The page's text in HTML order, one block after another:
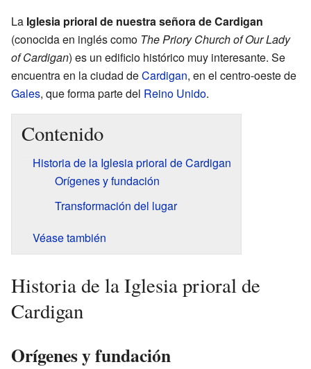
La Iglesia prioral de nuestra señora de Cardigan
(conocida en inglés como The Priory Church of Our Lady
of Cardigan) es un edificio histórico muy interesante. Se
encuentra en la ciudad deCardigan, en el centro-oeste de
Gales, que forma parte del Reino Unido.
Contenido
Historia de la Iglesia prioral de Cardigan
Orígenes y fundación
Transformación del lugar
Véase también
Historia de la Iglesia prioral de
Cardigan
Orígenes y fundación